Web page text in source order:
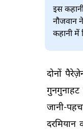
इस
नौजवान
कहानी में
दोनों
गुनगुनाहट
जानी-
दरमियान